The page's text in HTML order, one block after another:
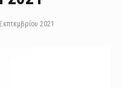
2021